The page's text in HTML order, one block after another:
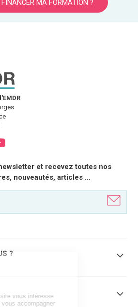
MA FORMATION ?
et recevez toutes nos
nouveautés, articles …
?